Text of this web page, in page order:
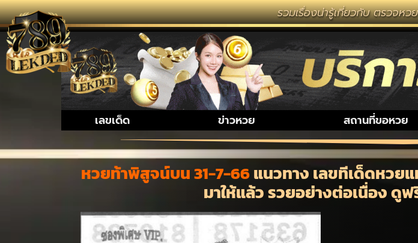
รวมเรื่องน่ารู้เกี่ยวกับ ตรวจหวย ข่าวหวยซอ
เลขเด็ด ข่าวหวย สถานที่ขอหวย
หวยท้าพิสูจน์บน 31-7-66แนวทาง เลขทีเด็ดหวย
มาให้แล้ว รวยอย่างต่อเนื่อง ดู